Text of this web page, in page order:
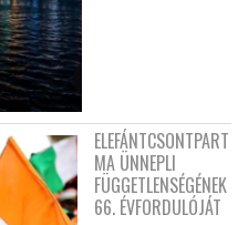
ELEFÁNTCSONTPART
MA ÜNNEPLI
FÜGGETLENSÉGÉNEK
66. ÉVFORDULÓJÁT